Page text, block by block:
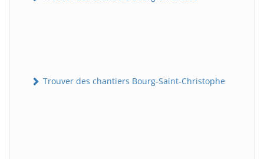
Trouver des chantiers Bourg-Saint-Christophe